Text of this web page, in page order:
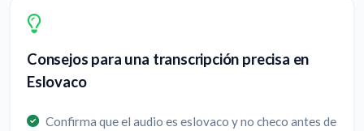
Consejos para una transcripción precisa en
Eslovaco
Confirma que el audio es eslovaco y no checo antes de